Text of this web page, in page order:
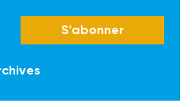
S'abonner